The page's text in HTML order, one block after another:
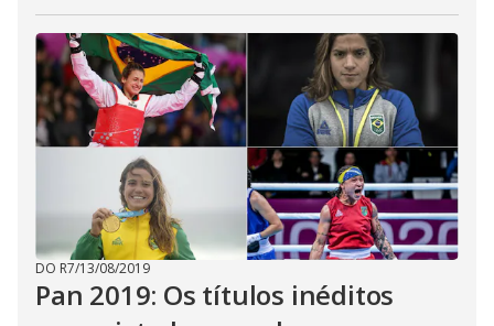
DO R7/13/08/2019
Pan 2019: Os títulos inéditos